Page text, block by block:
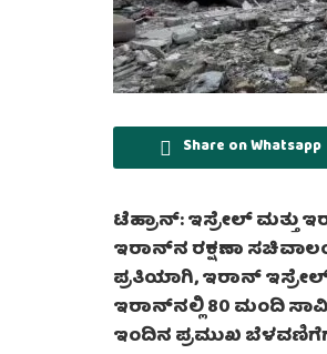
Share on Whatsapp
ಟೆಹ್ರಾನ್: ಇಸ್ರೇಲ್ ಮತ್ತು
ಇರಾನ್‌ನ ರಕ್ಷಣಾ
ಪ್ರತಿಯಾಗಿ, ಇರಾನ್
ಇರಾನ್‌ನಲ್ಲಿ 80 ಮಂದಿ
ಇಂದಿನ ಪ್ರಮುಖ